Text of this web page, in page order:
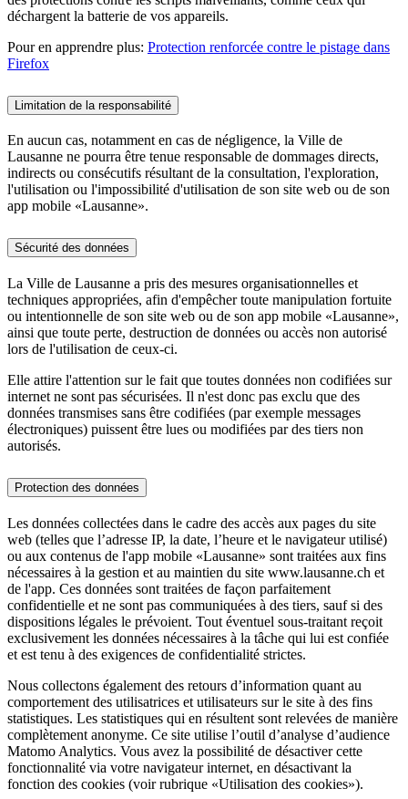
déchargent la batterie de vos appareils.
Pour en apprendre plus: Protection renforcée contre le pistage dans
Firefox
Limitation de la responsabilité
En aucun cas, notamment en cas de négligence, la Ville de
Lausanne ne pourra être tenue responsable de dommages directs,
indirects ou consécutifs résultant de la consultation, l'exploration,
l'utilisation ou l'impossibilité d'utilisation de son site web ou de son
app mobile «Lausanne».
Sécurité des données
La Ville de Lausanne a pris des mesures organisationnelles et
techniques appropriées, afin d'empêcher toute manipulation fortuite
ou intentionnelle de son site web ou de son app mobile «Lausanne»,
ainsi que toute perte, destruction de données ou accès non autorisé
lors de l'utilisation de ceux-ci.
Elle attire l'attention sur le fait que toutes données non codifiées sur
internet ne sont pas sécurisées. Il n'est donc pas exclu que des
données transmises sans être codifiées (par exemple messages
électroniques) puissent être lues ou modifiées par des tiers non
autorisés.
Protection des données
Les données collectées dans le cadre des accès aux pages du site
web (telles que l’adresse IP, la date, l’heure et le navigateur utilisé)
ou aux contenus de l'app mobile «Lausanne» sont traitées aux fins
nécessaires à la gestion et au maintien du site www.lausanne.ch et
de l'app. Ces données sont traitées de façon parfaitement
confidentielle et ne sont pas communiquées à des tiers, sauf si des
dispositions légales le prévoient. Tout éventuel sous-traitant reçoit
exclusivement les données nécessaires à la tâche qui lui est confiée
et est tenu à des exigences de confidentialité strictes.
Nous collectons également des retours d’information quant au
comportement des utilisatrices et utilisateurs sur le site à des fins
statistiques. Les statistiques qui en résultent sont relevées de manière
complètement anonyme. Ce site utilise l’outil d’analyse d’audience
Matomo Analytics. Vous avez la possibilité de désactiver cette
fonctionnalité via votre navigateur internet, en désactivant la
fonction des cookies (voir rubrique «Utilisation des cookies»).